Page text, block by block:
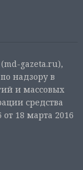
gazeta.ru),
надзору в
и массовых
средства
18 марта 2016